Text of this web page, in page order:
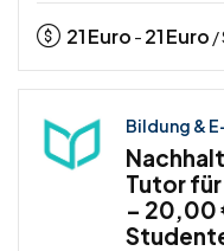
21Euro - 21Euro /
Bildung &
Tutor
– 20,00